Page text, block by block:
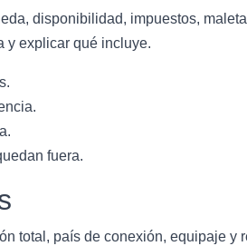
disponibilidad, impuestos,
y explicar qué incluye.
fuera.
total, país de conexión, equipaje y